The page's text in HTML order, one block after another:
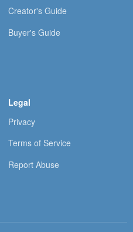
Creator's Guide
Buyer's Guide
Legal
Privacy
Terms of Service
Report Abuse